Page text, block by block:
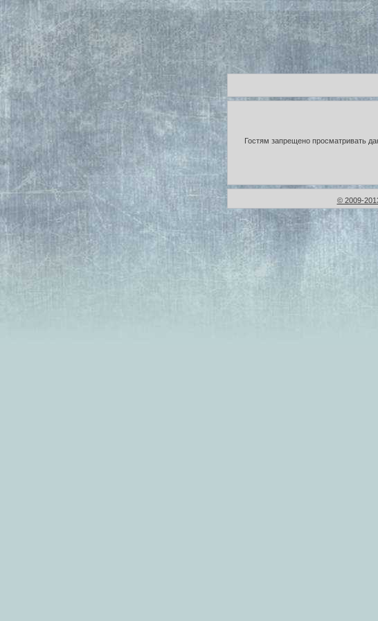
Гостям запрещено просматривать
© 2009-